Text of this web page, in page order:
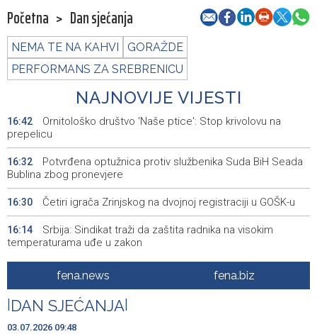
Početna > Dan sjećanja
NEMA TE NA KAHVI
GORAŽDE
PERFORMANS ZA SREBRENICU
NAJNOVIJE VIJESTI
16:42
Ornitološko društvo 'Naše ptice': Stop krivolovu na
prepelicu
16:32
Potvrđena optužnica protiv službenika Suda BiH Seada
Bublina zbog pronevjere
16:30 Četiri igrača Zrinjskog na dvojnoj registraciji u GOŠK-u
16:14
Srbija: Sindikat traži da zaštita radnika na visokim
temperaturama uđe u zakon
Obilježavanje 31. obljetnice VRO 'Maestral' i oslobođenja
Jajca uz pokroviteljstvo HNS-a BiH
16:04
Vozač podlegao ozljedama nakon sudara kod
Tomislavgrada
fena.news fena.biz
DAN SJEĆANJA
03.07.2026 09:48